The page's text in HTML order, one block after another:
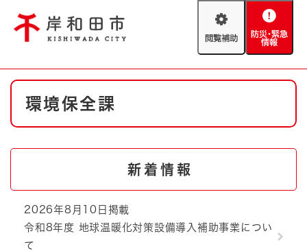
閲
助
防
緊
やさしい日本語
拡大
防災・緊急情報
ハザードマップ AED設置箇所
本
環境保全課
新着情報
2026年8月10日掲載
令和8年度 地球温暖化対策設備導入補助事業につい
て